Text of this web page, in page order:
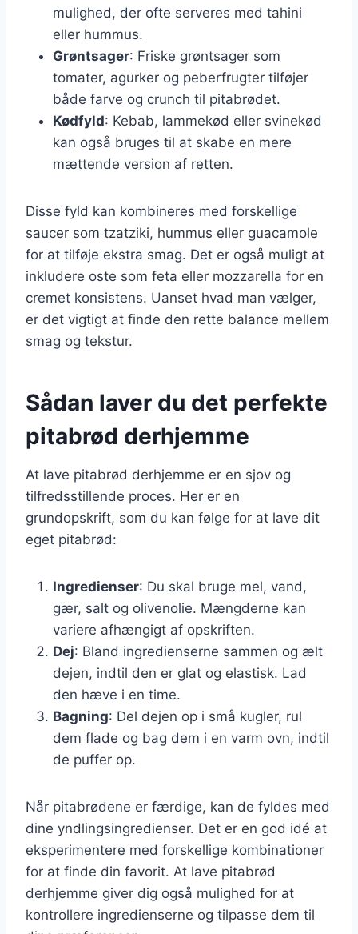
mulighed, der ofte serveres med tahini
eller hummus.
Grøntsager: Friske grøntsager som
tomater, agurker og peberfrugter tilføjer
både farve og crunch til pitabrødet.
Kødfyld: Kebab, lammekød eller svinekød
kan også bruges til at skabe en mere
mættende version af retten.
Disse fyld kan kombineres med forskellige
saucer som tzatziki, hummus eller guacamole
for at tilføje ekstra smag. Det er også muligt at
inkludere oste som feta eller mozzarella for en
cremet konsistens. Uanset hvad man vælger,
er det vigtigt at finde den rette balance mellem
smag og tekstur.
Sådan laver du det perfekte
pitabrød derhjemme
At lave pitabrød derhjemme er en sjov og
tilfredsstillende proces. Her er en
grundopskrift, som du kan følge for at lave dit
eget pitabrød:
Ingredienser: Du skal bruge mel, vand,
gær, salt og olivenolie. Mængderne kan
variere afhængigt af opskriften.
Dej: Bland ingredienserne sammen og ælt
dejen, indtil den er glat og elastisk. Lad
den hæve i en time.
Bagning: Del dejen op i små kugler, rul
dem flade og bag dem i en varm ovn, indtil
de puffer op.
Når pitabrødene er færdige, kan de fyldes med
dine yndlingsingredienser. Det er en god idé at
eksperimentere med forskellige kombinationer
for at finde din favorit. At lave pitabrød
derhjemme giver dig også mulighed for at
kontrollere ingredienserne og tilpasse dem til